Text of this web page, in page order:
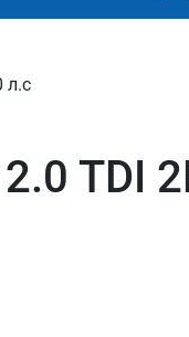
л.с
TDI